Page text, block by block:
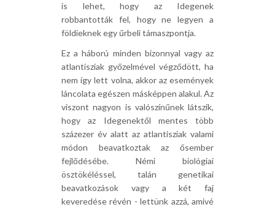
is lehet, hogy az Idegenek
robbantották fel, hogy ne legyen a
földieknek egy űrbeli támaszpontja.
Ez a háború minden bizonnyal vagy az
atlantisziak győzelmével végződött, ha
nem így lett volna, akkor az események
láncolata egészen másképpen alakul. Az
viszont nagyon is valószínűnek látszik,
hogy az Idegenektől mentes több
százezer év alatt az atlantisziak valami
módon beavatkoztak az ősember
fejlődésébe. Némi biológiai
ösztökéléssel, talán genetikai
beavatkozások vagy a két faj
keveredése révén - lettünk azzá, amivé